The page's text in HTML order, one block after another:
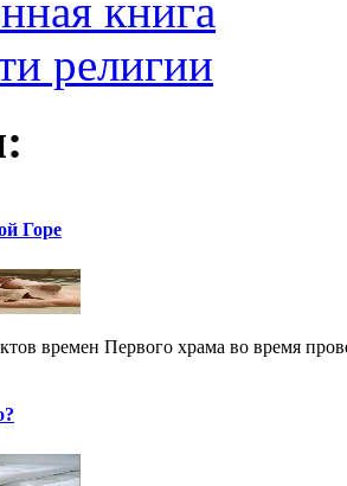
книга
религии
Горе
времен Первого храма во время